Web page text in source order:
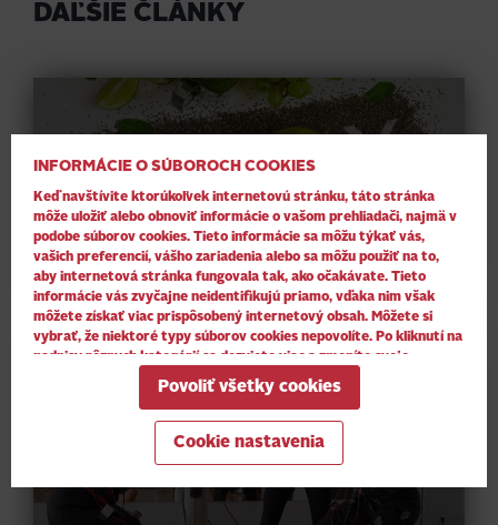
DAĽŠIE ČLÁNKY
7 TIPOV PRE JARNÝ DETOX TELA I DUŠE
INFORMÁCIE O SÚBOROCH COOKIES
Keď navštívite ktorúkoľvek internetovú stránku, táto stránka
môže uložiť alebo obnoviť informácie o vašom prehliadači, najmä v
podobe súborov cookies. Tieto informácie sa môžu týkať vás,
vašich preferencií, vášho zariadenia alebo sa môžu použiť na to,
aby internetová stránka fungovala tak, ako očakávate. Tieto
informácie vás zvyčajne neidentifikujú priamo, vďaka nim však
môžete získať viac prispôsobený internetový obsah. Môžete si
vybrať, že niektoré typy súborov cookies nepovolíte. Po kliknutí na
nadpisy rôznych kategórií sa dozviete viac a zmeníte svoje
predvolené nastavenia. Mali by ste však vedieť, že blokovanie
niektorých súborov cookies môže ovplyvniť vašu skúsenosť so
Cookie nastavenia
Povoliť všetky cookies